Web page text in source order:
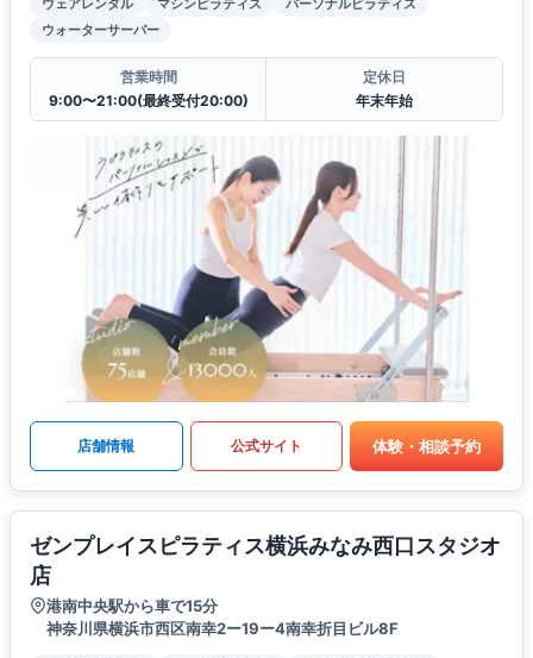
ウォーターサーバー
営業時間
9:00〜21:00(最終受付20:00)
定休日
年末年始
店舗情報 公式サイト 体験・相談予約
ゼンプレイスピラティス横浜みなみ西口スタジオ
店
港南中央駅から車で15分
神奈川県横浜市西区南幸2ー19ー4南幸折目ビル8F